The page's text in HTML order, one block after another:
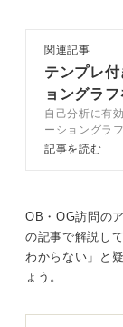
0
関連記事
テンプレ
ョングラ
分析を深
自己分析に有
ーショングラ
ーショングラ
ラフで自己分
します。
記事を読む
OB・OG訪問の
の記事で解説し
わからない」と
ょう。